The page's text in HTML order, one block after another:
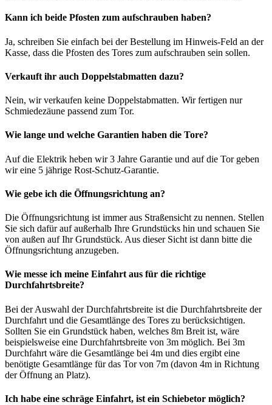
Kann ich beide Pfosten zum aufschrauben haben?
Ja, schreiben Sie einfach bei der Bestellung im Hinweis-Feld an der
Kasse, dass die Pfosten des Tores zum aufschrauben sein sollen.
Verkauft ihr auch Doppelstabmatten dazu?
Nein, wir verkaufen keine Doppelstabmatten. Wir fertigen nur
Schmiedezäune passend zum Tor.
Wie lange und welche Garantien haben die Tore?
Auf die Elektrik heben wir 3 Jahre Garantie und auf die Tor geben
wir eine 5 jährige Rost-Schutz-Garantie.
Wie gebe ich die Öffnungsrichtung an?
Die Öffnungsrichtung ist immer aus Straßensicht zu nennen. Stellen
Sie sich dafür auf außerhalb Ihre Grundstücks hin und schauen Sie
von außen auf Ihr Grundstück. Aus dieser Sicht ist dann bitte die
Öffnungsrichtung anzugeben.
Wie messe ich meine Einfahrt aus für die richtige
Durchfahrtsbreite?
Bei der Auswahl der Durchfahrtsbreite ist die Durchfahrtsbreite der
Durchfahrt und die Gesamtlänge des Tores zu berücksichtigen.
Sollten Sie ein Grundstück haben, welches 8m Breit ist, wäre
beispielsweise eine Durchfahrtsbreite von 3m möglich. Bei 3m
Durchfahrt wäre die Gesamtlänge bei 4m und dies ergibt eine
benötigte Gesamtlänge für das Tor von 7m (davon 4m in Richtung
der Öffnung an Platz).
Ich habe eine schräge Einfahrt, ist ein Schiebetor möglich?